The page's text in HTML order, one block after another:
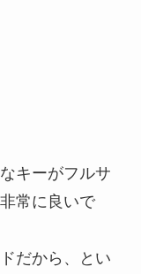
キーがフルサ
常に良いで
だから、とい